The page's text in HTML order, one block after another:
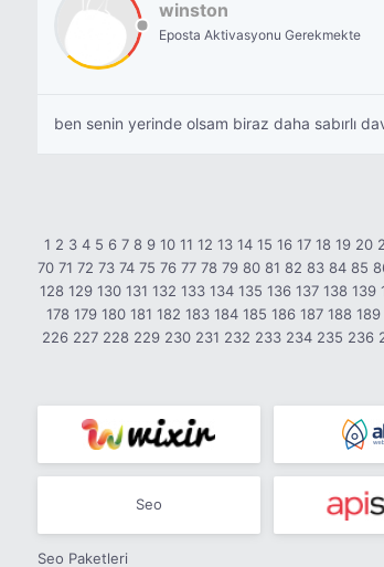
winston
Eposta Aktivasyonu Gerekmekte
ben senin yerinde olsam biraz daha sabırlı
1 2 3 4 5 6 7 8 9 10 11 12 13 14 15 16 17 18 19 20
70 71 72 73 74 75 76 77 78 79 80 81 82 83 84 85
128 129 130 131 132 133 134 135 136 137 138 139
178 179 180 181 182 183 184 185 186 187 188 189
226 227 228 229 230 231 232 233 234 235 236
Seo
Seo Paketleri